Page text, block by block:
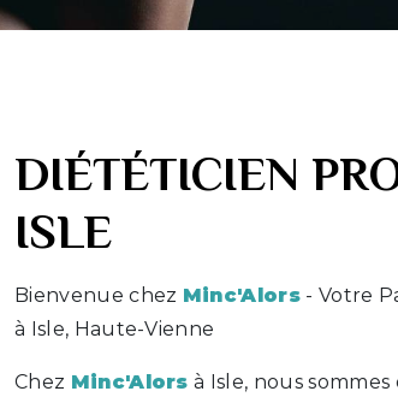
DIÉTÉTICIEN
ISLE
Bienvenue chez Minc'Alors - Votre
à Isle, Haute-Vienne
Chez Minc'Alors à Isle, nous